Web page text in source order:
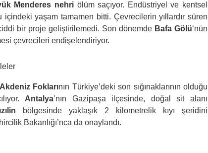
Menderes nehriölüm saçıyor. Endüstriyel ve kentsel
yaşam tamamen bitti. Çevrecilerin yıllardır süren
bir proje geliştirilemedi. Son dönemde Bafa Gölü‘nün
çevrecileri endişelendiriyor.
Akdeniz Foklarının Türkiye’deki son sığınaklarının olduğu
Antalya’nın Gazipaşa ilçesinde, doğal sit alanı
bölgesinde yaklaşık 2 kilometrelik kıyı şeridini
Bakanlığı’nca da onaylandı.